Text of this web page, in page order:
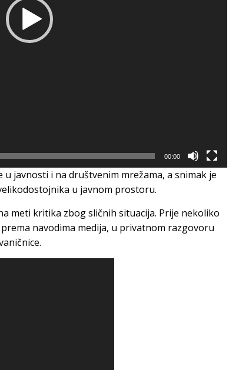
00:00
javnosti i na društvenim mrežama, a snimak je
u javnom prostoru.
meti kritika zbog sličnih situacija. Prije nekoliko
navodima medija, u privatnom razgovoru